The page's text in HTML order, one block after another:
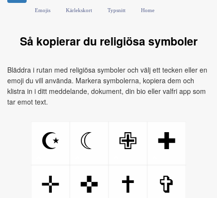
Emojis Kärlekskort Typsnitt Home
Så kopierar du religiösa symboler
Bläddra i rutan med religiösa symboler och välj ett tecken eller en
emoji du vill använda. Markera symbolerna, kopiera dem och
klistra in i ditt meddelande, dokument, din bio eller valfri app som
tar emot text.
☪ ☾ ✙
✚
✛
✜ ✝
✞